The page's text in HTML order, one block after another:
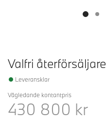
Valfri återförsäljare
Leveransklar
Vägledande kontantpris
430 800 kr